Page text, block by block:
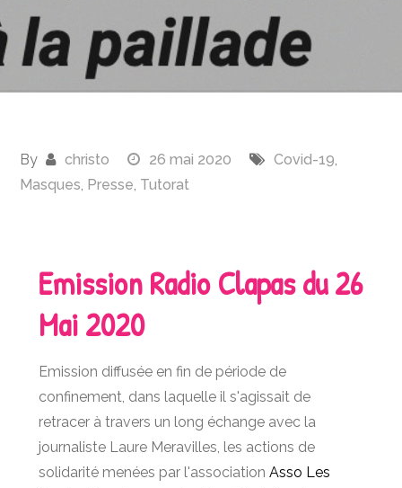
By christo 26 mai 2020 Covid-19,
Masques, Presse, Tutorat
Emission Radio Clapas du 26
Mai 2020
Emission diffusée en fin de période de
confinement, dans laquelle il s'agissait de
retracer à travers un long échange avec la
journaliste Laure Meravilles, les actions de
solidarité menées par l'associationAsso Les